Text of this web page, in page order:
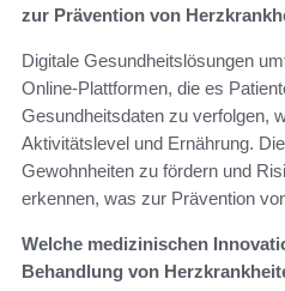
zur Prävention von
Digitale Gesundheitslösungen
Online-Plattformen, die es
Gesundheitsdaten zu verfolgen,
Aktivitätslevel und Ernährung.
Gewohnheiten zu fördern und
erkennen, was zur Prävention
Welche medizinischen
Behandlung von